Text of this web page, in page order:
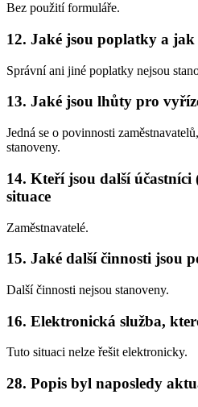
Bez použití formuláře.
12. Jaké jsou poplatky a
Správní ani jiné poplatky nejsou
13. Jaké jsou lhůty pro
Jedná se o povinnosti
stanoveny.
14. Kteří jsou další účastníci
situace
Zaměstnavatelé.
15. Jaké další činnosti jsou
Další činnosti nejsou stanoveny.
16. Elektronická služba,
Tuto situaci nelze řešit elektronicky.
28. Popis byl naposledy